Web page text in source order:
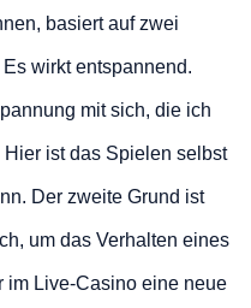
basiert auf zwei
wirkt entspannend.
mit sich, die ich
ist das Spielen selbst
Der zweite Grund ist
um das Verhalten eines
im Live-Casino eine neue